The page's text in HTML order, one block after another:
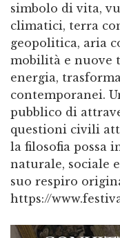
simbolo di vita,
climatici, terra
geopolitica, aria
mobilità e nuove
energia,
contemporanei.
pubblico di
questioni civili
la filosofia possa
naturale, sociale
suo respiro
https://